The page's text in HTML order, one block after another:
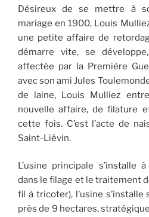
Désireux de se mettre à
mariage en 1900, Louis
une petite affaire de
démarre vite, se
affectée par la Première
avec son ami Jules
de laine, Louis Mulliez
nouvelle affaire, de filature
cette fois. C’est l’acte de
Saint-Liévin.
L’usine principale s’installe
dans le filage et le traitement
fil à tricoter), l’usine
près de 9 hectares,